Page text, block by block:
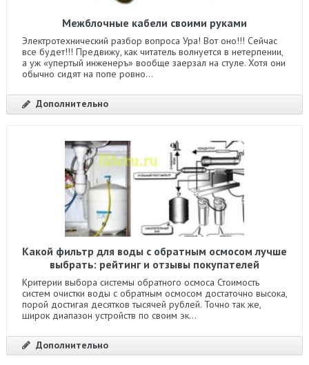
Межблочные кабели своими руками
Электротехнический разбор вопроса Ура! Вот оно!!! Сейчас
все будет!!! Предвижу, как читатель волнуется в нетерпении,
а уж «упертый инженеръ» вообще заерзал на стуле. Хотя они
обычно сидят на попе ровно...
Дополнительно
Какой фильтр для воды с обратным осмосом лучше
выбрать: рейтинг и отзывы покупателей
Критерии выбора системы обратного осмоса Стоимость
систем очистки воды с обратным осмосом достаточно высока,
порой достигая десятков тысячей рублей. Точно так же,
широк диапазон устройств по своим эк...
Дополнительно